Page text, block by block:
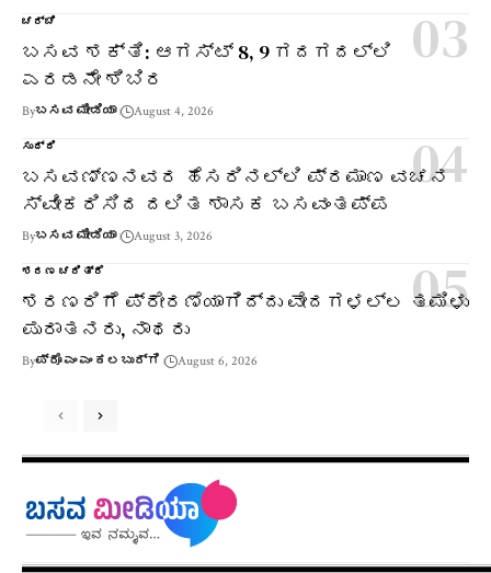
ಚರ್ಚೆ
ಬಸವ ಶಕ್ತಿ: ಆಗಸ್ಟ್ 8, 9 ಗದಗದಲ್ಲಿ
ಎರಡನೇ ಶಿಬಿರ
Byಬಸವ ಮೀಡಿಯಾ August 4, 2026
ಸುದ್ದಿ
ಬಸವಣ್ಣನವರ ಹೆಸರಿನಲ್ಲಿ ಪ್ರಮಾಣ ವಚನ
ಸ್ವೀಕರಿಸಿದ ದಲಿತ ಶಾಸಕ ಬಸವಂತಪ್ಪ
Byಬಸವ ಮೀಡಿಯಾ August 3, 2026
ಶರಣ ಚರಿತ್ರೆ
ಶರಣರಿಗೆ ಪ್ರೇರಣೆಯಾಗಿದ್ದು ವೇದಗಳಲ್ಲ ತಮಿಳು
ಪುರಾತನರು, ನಾಥರು
Byಪ್ರೊ ಎಂ ಎಂ ಕಲಬುರ್ಗಿ August 6, 2026